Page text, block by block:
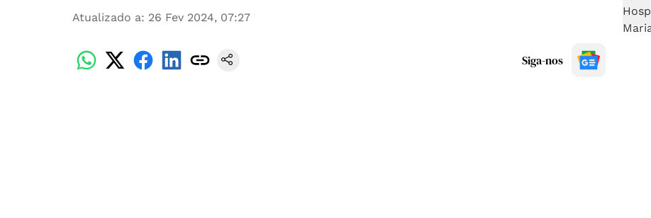
Atualizado a: 26 Fev 2024, 07:27
Siga-nos